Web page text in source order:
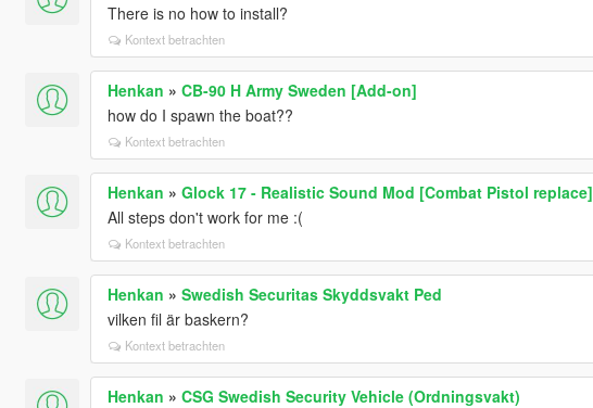
There is no how to install?
Kontext betrachten
Henkan » CB-90 H Army Sweden [Add-on]
how do I spawn the boat??
Kontext betrachten
Henkan » Glock 17 - Realistic Sound Mod [Combat Pistol replace]
All steps don't work for me :(
Kontext betrachten
Henkan » Swedish Securitas Skyddsvakt Ped
vilken fil är baskern?
Kontext betrachten
Henkan » CSG Swedish Security Vehicle (Ordningsvakt)